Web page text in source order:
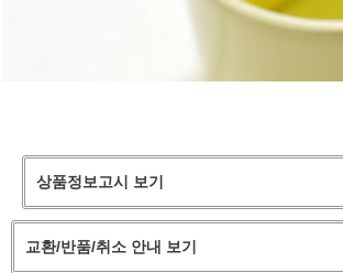
상품정보고시 보기
교환/반품/취소 안내 보기